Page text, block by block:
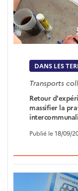
DANS LES
Transports
Retour
massifier la
Publié le 18/09/